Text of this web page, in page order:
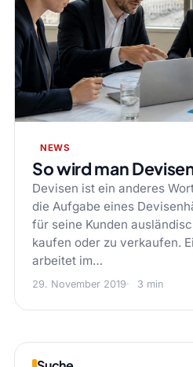
NEWS
So wird man
Devisen ist ein anderes
die Aufgabe eines
für seine Kunden
kaufen oder zu verkaufen.
arbeitet im…
29. November 2019 3 min